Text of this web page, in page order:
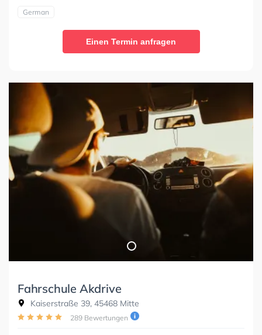
German
Einen Termin anfragen
Fahrschule Akdrive
Kaiserstraße 39, 45468 Mitte
289 Bewertungen